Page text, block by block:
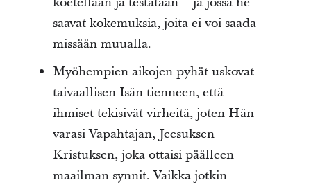
saavat kokemuksia, joita ei voi saada
missään muualla.
Myöhempien aikojen pyhät uskovat
taivaallisen Isän tienneen, että
ihmiset tekisivät virheitä, joten Hän
varasi Vapahtajan, Jeesuksen
Kristuksen, joka ottaisi päälleen
maailman synnit. Vaikka jotkin